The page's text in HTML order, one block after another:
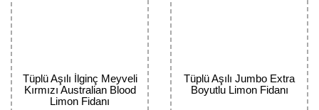
Tüplü Aşılı İlginç Meyveli
Kırmızı Australian Blood
Limon Fidanı
Tüplü Aşılı Jumbo Extra
Boyutlu Limon Fidanı